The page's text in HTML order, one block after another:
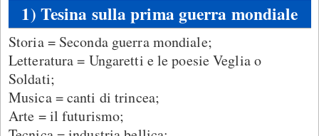
1) Tesina sulla prima guerra mondiale
Storia = Seconda guerra mondiale;
Letteratura = Ungaretti e le poesie Veglia o
Soldati;
Musica = canti di trincea;
Arte = il futurismo;